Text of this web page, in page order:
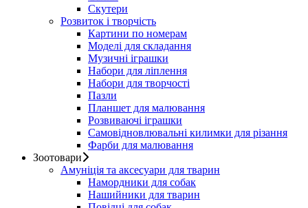
Скутери
Розвиток і творчість
Картини по номерам
Моделі для складання
Музичні іграшки
Набори для ліплення
Набори для творчості
Пазли
Планшет для малювання
Розвиваючі іграшки
Самовідновлювальні килимки для різання
Фарби для малювання
Зоотовари
Амуніція та аксесуари для тварин
Намордники для собак
Нашийники для тварин